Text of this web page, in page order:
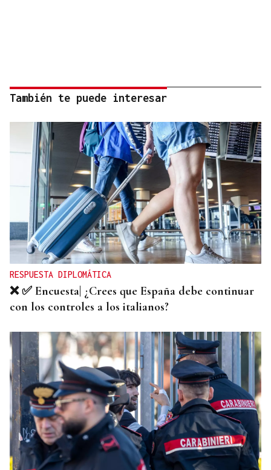
También te puede interesar
RESPUESTA DIPLOMÁTICA
❌ ✅ Encuesta| ¿Crees que España debe continuar
con los controles a los italianos?